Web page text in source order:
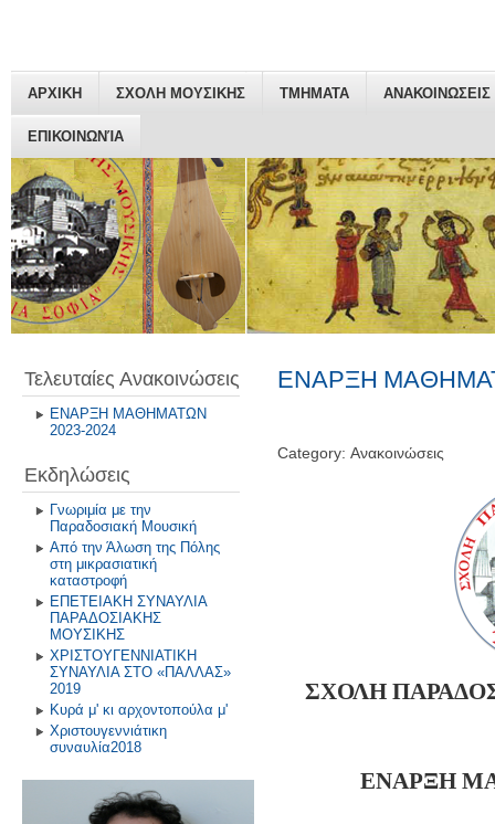
ΑΡΧΙΚΗ ΣΧΟΛΗ ΜΟΥΣΙΚΗΣ ΤΜΗΜΑΤΑ ΑΝΑΚΟΙΝΩΣΕΙΣ
ΕΠΙΚΟΙΝΩΝΊΑ
Τελευταίες Ανακοινώσεις
ΕΝΑΡΞΗ ΜΑΘΗΜΑΤΩΝ
2023-2024
Εκδηλώσεις
Γνωριμία με την
Παραδοσιακή Μουσική
Από την Άλωση της Πόλης
στη μικρασιατική
καταστροφή
ΕΠΕΤΕΙΑΚΗ ΣΥΝΑΥΛΙΑ
ΠΑΡΑΔΟΣΙΑΚΗΣ
ΜΟΥΣΙΚΗΣ
ΧΡΙΣΤΟΥΓΕΝΝΙΑΤΙΚΗ
ΣΥΝΑΥΛΙΑ ΣΤΟ «ΠΑΛΛΑΣ»
2019
Κυρά μ' κι αρχοντοπούλα μ'
Χριστουγεννιάτικη
συναυλία2018
ΕΝΑΡΞΗ
Category: Ανακοινώσεις
ΣΧΟΛΗ
ΕΝΑΡΞΗ